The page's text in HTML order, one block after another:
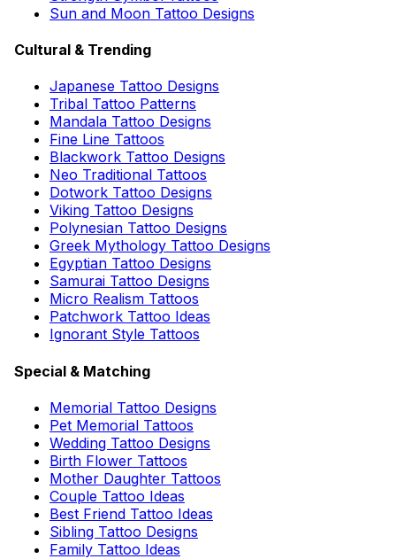
Sun and Moon Tattoo Designs
Cultural & Trending
Japanese Tattoo Designs
Tribal Tattoo Patterns
Mandala Tattoo Designs
Fine Line Tattoos
Blackwork Tattoo Designs
Neo Traditional Tattoos
Dotwork Tattoo Designs
Viking Tattoo Designs
Polynesian Tattoo Designs
Greek Mythology Tattoo Designs
Egyptian Tattoo Designs
Samurai Tattoo Designs
Micro Realism Tattoos
Patchwork Tattoo Ideas
Ignorant Style Tattoos
Special & Matching
Memorial Tattoo Designs
Pet Memorial Tattoos
Wedding Tattoo Designs
Birth Flower Tattoos
Mother Daughter Tattoos
Couple Tattoo Ideas
Best Friend Tattoo Ideas
Sibling Tattoo Designs
Family Tattoo Ideas